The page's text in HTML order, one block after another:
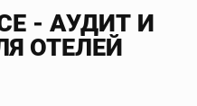
- АУДИТ И
ОТЕЛЕЙ